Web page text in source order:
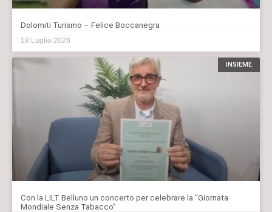
Dolomiti Turismo – Felice Boccanegra
18 Luglio 2026
INSIEME
Con la LILT Belluno un concerto per celebrare la “Giornata
Mondiale Senza Tabacco”